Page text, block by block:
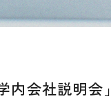
内会社説明会